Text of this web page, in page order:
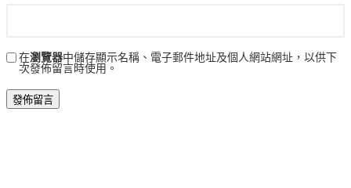
在瀏覽器中儲存顯示名稱、電子郵件地址及個人網站網址，以供下
次發佈留言時使用。